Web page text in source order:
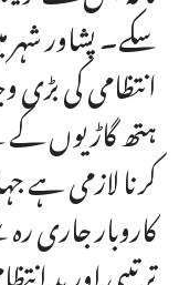
سکے۔ پشاور شہر
انتظامی کی
ہتھ گاڑیوں
کرنا لازمی ہے
کاروبار جاری
ترتیبی اور بد